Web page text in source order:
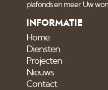
plafonds en meer. Uw
INFORMATIE
Home
Diensten
Projecten
Nieuws
Contact